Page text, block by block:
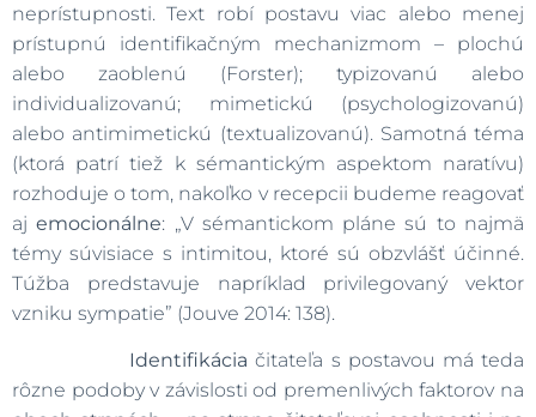
neprístupnosti. Text robí postavu viac alebo menej
prístupnú identifikačným mechanizmom – plochú
alebo zaoblenú (Forster); typizovanú alebo
individualizovanú; mimetickú (psychologizovanú)
alebo antimimetickú (textualizovanú). Samotná téma
(ktorá patrí tiež k sémantickým aspektom naratívu)
rozhoduje o tom, nakoľko v recepcii budeme reagovať
ajemocionálne: „V sémantickom pláne sú to najmä
témy súvisiace s intimitou, ktoré sú obzvlášť účinné.
Túžba predstavuje napríklad privilegovaný vektor
vzniku sympatie” (Jouve 2014: 138).
Identifikácia čitateľa s postavou má teda
rôzne podoby v závislosti od premenlivých faktorov na